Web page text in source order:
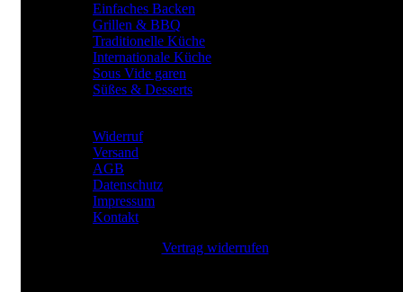
Einfaches Backen
Grillen & BBQ
Traditionelle Küche
Internationale Küche
Sous Vide garen
Süßes & Desserts
Widerruf
Versand
AGB
Datenschutz
Impressum
Kontakt
Vertrag widerrufen